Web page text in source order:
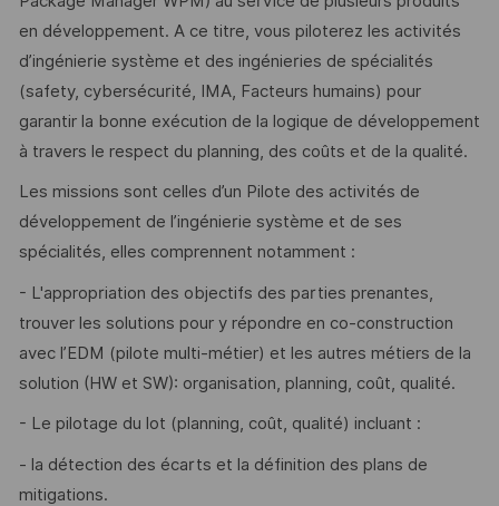
en développement. A ce titre, vous piloterez les activités
d’ingénierie système et des ingénieries de spécialités
(safety, cybersécurité, IMA, Facteurs humains) pour
garantir la bonne exécution de la logique de développement
à travers le respect du planning, des coûts et de la qualité.
Les missions sont celles d’un Pilote des activités de
développement de l’ingénierie système et de ses
spécialités, elles comprennent notamment :
- L'appropriation des objectifs des parties prenantes,
trouver les solutions pour y répondre en co-construction
avec l’EDM (pilote multi-métier) et les autres métiers de la
solution (HW et SW): organisation, planning, coût, qualité.
- Le pilotage du lot (planning, coût, qualité) incluant :
- la détection des écarts et la définition des plans de
mitigations.